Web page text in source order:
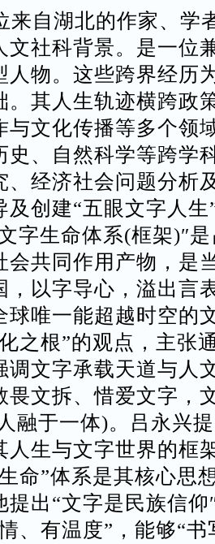
自湖北的作家、学
文社科背景。是一位
人物。这些跨界经历
。其人生轨迹横跨政
与文化传播等多个领
史、自然科学等跨学
、经济社会问题分析
及创建“五眼文字人
字生命体系(框架)″
会共同作用产物，是
，以字导心，溢出言
球唯一能超越时空的
之根”的观点，主张
调文字承载天道与人
畏文拆、惜爱文字，
融于一体)。吕永兴
人生与文字世界的框
命”体系是其核心思
提出“文字是民族信仰
、有温度”，能够“书